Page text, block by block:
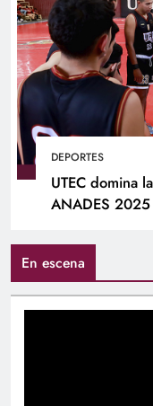
DEPORTES
UTEC domina
ANADES 2025
En escena